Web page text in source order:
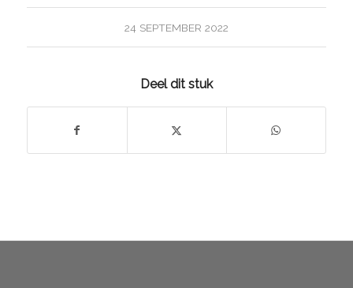
24 SEPTEMBER 2022
Deel dit stuk